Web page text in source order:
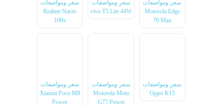
سعر ومواصفات
Motorola Edge
70 Max
سعر ومواصفات
vivo T5 Lite 44W
سعر ومواصفات
Realme Narzo
100x
سعر ومواصفات
Oppo K15
سعر ومواصفات
Motorola Moto
G77 Power
سعر ومواصفات
Xiaomi Poco M8
Power